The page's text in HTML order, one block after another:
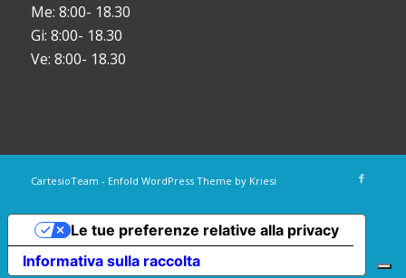
Me: 8:00- 18.30
Gi: 8:00- 18.30
Ve: 8:00- 18.30
CartesioTeam - Enfold WordPress Theme by Kriesi
Informativa sulla raccolta
Le tue preferenze relative alla privacy